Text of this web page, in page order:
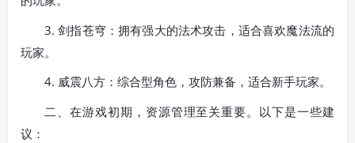
3. 剑指苍穹：拥有强大的法术攻击，适合喜欢魔法流的
玩家。
4. 威震八方：综合型角色，攻防兼备，适合新手玩家。
二、在游戏初期，资源管理至关重要。以下是一些建
议：